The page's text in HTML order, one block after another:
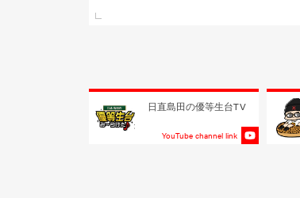
日直島田の優等生台TV
YouTube channel link